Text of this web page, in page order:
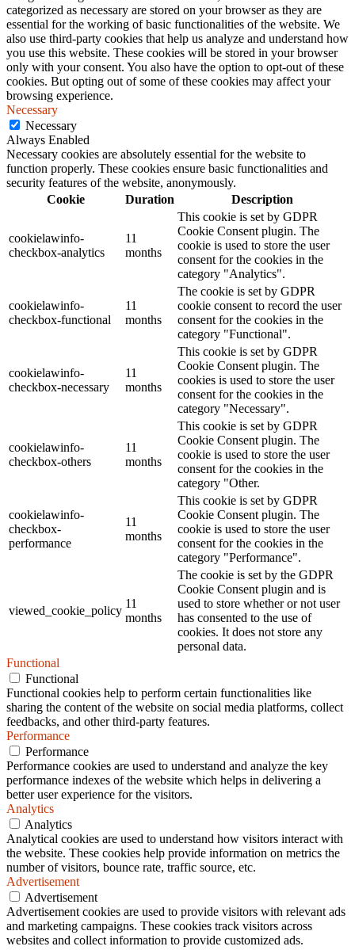
categorized as necessary are stored on your browser as they are
essential for the working of basic functionalities of the website. We
also use third-party cookies that help us analyze and understand how
you use this website. These cookies will be stored in your browser
only with your consent. You also have the option to opt-out of these
cookies. But opting out of some of these cookies may affect your
browsing experience.
Necessary
Necessary
Always Enabled
Necessary cookies are absolutely essential for the website to
function properly. These cookies ensure basic functionalities and
security features of the website, anonymously.
Cookie
Duration Description
cookielawinfo-
checkbox-analytics
11
months
This cookie is set by GDPR
Cookie Consent plugin. The
cookie is used to store the user
consent for the cookies in the
category "Analytics".
cookielawinfo-
checkbox-functional
11
months
The cookie is set by GDPR
cookie consent to record the user
consent for the cookies in the
category "Functional".
cookielawinfo-
checkbox-necessary
11
months
This cookie is set by GDPR
Cookie Consent plugin. The
cookies is used to store the user
consent for the cookies in the
category "Necessary".
cookielawinfo-
checkbox-others
11
months
This cookie is set by GDPR
Cookie Consent plugin. The
cookie is used to store the user
consent for the cookies in the
category "Other.
cookielawinfo-
checkbox-
performance
11
months
This cookie is set by GDPR
Cookie Consent plugin. The
cookie is used to store the user
consent for the cookies in the
category "Performance".
viewed_cookie_policy
11
months
The cookie is set by the GDPR
Cookie Consent plugin and is
used to store whether or not user
has consented to the use of
cookies. It does not store any
personal data.
Functional
Functional
Functional cookies help to perform certain functionalities like
sharing the content of the website on social media platforms, collect
feedbacks, and other third-party features.
Performance
Performance
Performance cookies are used to understand and analyze the key
performance indexes of the website which helps in delivering a
better user experience for the visitors.
Analytics
Analytics
Analytical cookies are used to understand how visitors interact with
the website. These cookies help provide information on metrics the
number of visitors, bounce rate, traffic source, etc.
Advertisement
Advertisement
Advertisement cookies are used to provide visitors with relevant ads
and marketing campaigns. These cookies track visitors across
websites and collect information to provide customized ads.